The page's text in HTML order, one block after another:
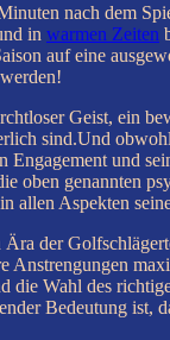
nach dem
in warmen Zeiten
auf eine
Geist, ein
sind.Und
und
oben genannten
allen Aspekten
der
Anstrengungen
die Wahl des
Bedeutung